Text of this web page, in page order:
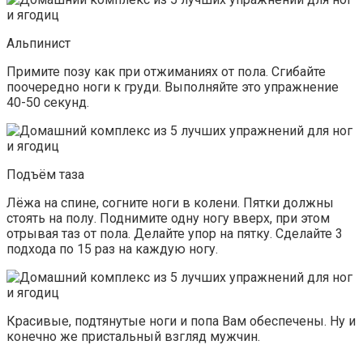
Альпинист
Примите позу как при отжиманиях от пола. Сгибайте
поочередно ноги к груди. Выполняйте это упражнение
40-50 секунд.
Подъём таза
Лёжа на спине, согните ноги в колени. Пятки должны
стоять на полу. Поднимите одну ногу вверх, при этом
отрывая таз от пола. Делайте упор на пятку. Сделайте 3
подхода по 15 раз на каждую ногу.
Красивые, подтянутые ноги и попа Вам обеспечены. Ну и
конечно же пристальный взгляд мужчин.